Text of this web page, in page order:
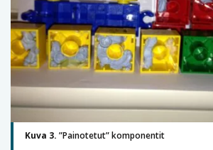
Kuva 3. ”Painotetut” komponentit